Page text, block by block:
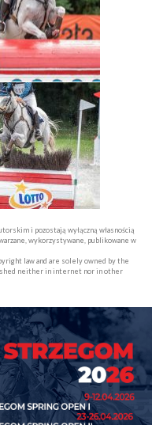
i pozostają wyłączną własnością
wykorzystywane, publikowane w
law and are solely owned by the
neither in internet nor in other